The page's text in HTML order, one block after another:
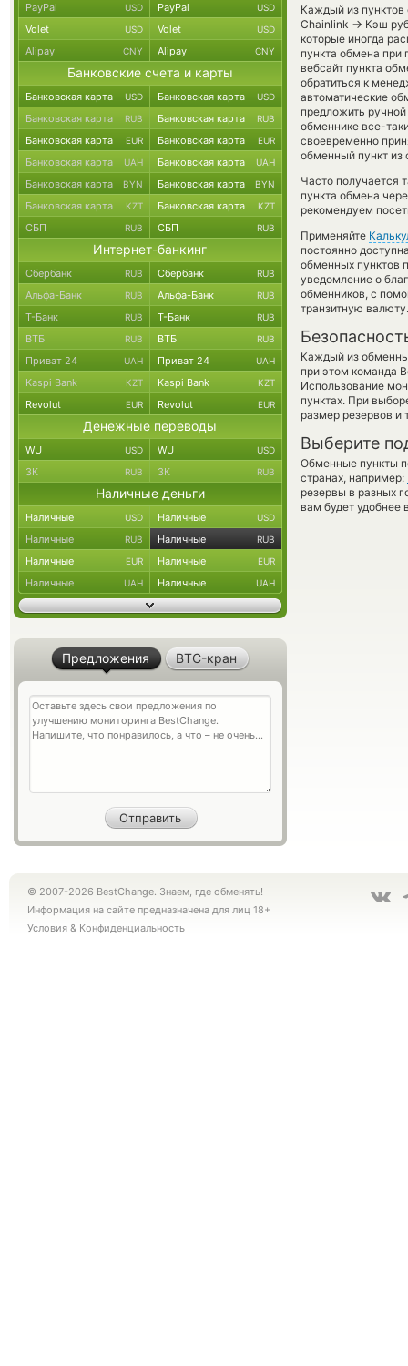
Каждый из пунктов
Chainlink → Кэш
которые иногда
пункта обмена при
вебсайт пункта
обратиться к
автоматические
предложить
обменнике все-
своевременно
обменный пункт из
Часто получается
пункта обмена
рекомендуем
Применяйте
постоянно
обменных пунктов
уведомление о
обменников, с
транзитную валюту.
Каждый из
при этом команда
Использование
пунктах. При
размер резервов и
Выберите
Обменные пункты
странах, например:
резервы в разных
вам будет удобнее
PayPal USD PayPal USD
Volet USD Volet USD
Alipay CNY Alipay CNY
Банковские счета и карты
Банковская карта USD Банковская карта USD
Банковская карта RUB Банковская карта RUB
Банковская карта EUR Банковская карта EUR
Банковская карта UAH Банковская карта UAH
Банковская карта BYN Банковская карта BYN
Банковская карта KZT Банковская карта KZT
СБП RUB СБП RUB
Интернет-банкинг
Сбербанк RUB Сбербанк RUB
Альфа-Банк RUB Альфа-Банк RUB
Т-Банк RUB Т-Банк RUB
ВТБ RUB ВТБ RUB
Приват 24 UAH Приват 24 UAH
Kaspi Bank KZT Kaspi Bank KZT
Revolut EUR Revolut EUR
Денежные переводы
WU USD WU USD
ЗК RUB ЗК RUB
Наличные деньги
Наличные USD Наличные USD
Наличные RUB Наличные RUB
Наличные EUR Наличные EUR
Наличные UAH Наличные UAH
Предложения BTC-кран
© 2007-2026 BestChange. Знаем, где обменять!
Информация на сайте предназначена для лиц 18+
Условия & Конфиденциальность